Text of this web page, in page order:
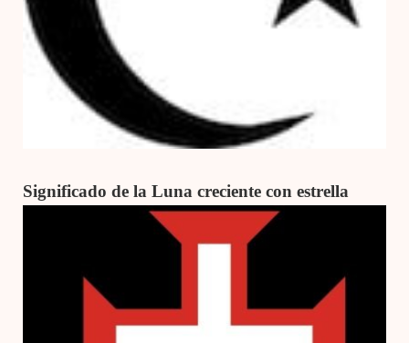
Significado de la Luna creciente con estrella